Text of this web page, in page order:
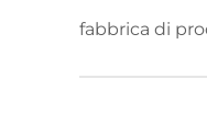
fabbrica di